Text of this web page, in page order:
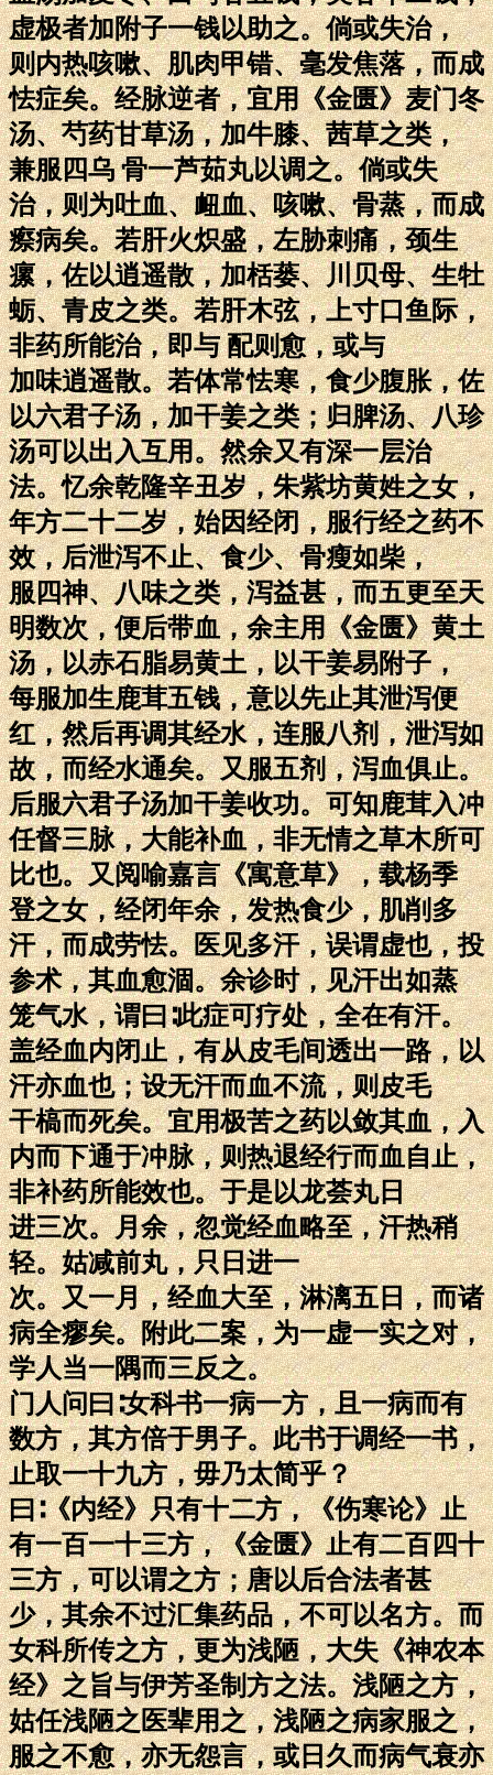
虚极者加附子一钱以助之。倘或失治，
则内热咳嗽、肌肉甲错、毫发焦落，而成
怯症矣。经脉逆者，宜用《金匮》麦门冬
汤、芍药甘草汤，加牛膝、茜草之类，
兼服四乌 骨一芦茹丸以调之。倘或失
治，则为吐血、衄血、咳嗽、骨蒸，而成
瘵病矣。若肝火炽盛，左胁刺痛，颈生
瘰，佐以逍遥散，加栝蒌、川贝母、生牡
蛎、青皮之类。若肝木弦，上寸口鱼际，
非药所能治，即与 配则愈，或与
加味逍遥散。若体常怯寒，食少腹胀，佐
以六君子汤，加干姜之类；归脾汤、八珍
汤可以出入互用。然余又有深一层治
法。忆余乾隆辛丑岁，朱紫坊黄姓之女，
年方二十二岁，始因经闭，服行经之药不
效，后泄泻不止、食少、骨瘦如柴，
服四神、八味之类，泻益甚，而五更至天
明数次，便后带血，余主用《金匮》黄土
汤，以赤石脂易黄土，以干姜易附子，
每服加生鹿茸五钱，意以先止其泄泻便
红，然后再调其经水，连服八剂，泄泻如
故，而经水通矣。又服五剂，泻血俱止。
后服六君子汤加干姜收功。可知鹿茸入冲
任督三脉，大能补血，非无情之草木所可
比也。又阅喻嘉言《寓意草》，载杨季
登之女，经闭年余，发热食少，肌削多
汗，而成劳怯。医见多汗，误谓虚也，投
参术，其血愈涸。余诊时，见汗出如蒸
笼气水，谓曰∶此症可疗处，全在有汗。
盖经血内闭止，有从皮毛间透出一路，以
汗亦血也；设无汗而血不流，则皮毛
干槁而死矣。宜用极苦之药以敛其血，入
内而下通于冲脉，则热退经行而血自止，
非补药所能效也。于是以龙荟丸日
进三次。月余，忽觉经血略至，汗热稍
轻。姑减前丸，只日进一
次。又一月，经血大至，淋漓五日，而诸
病全瘳矣。附此二案，为一虚一实之对，
学人当一隅而三反之。
门人问曰∶女科书一病一方，且一病而有
数方，其方倍于男子。此书于调经一书，
止取一十九方，毋乃太简乎？
曰∶《内经》只有十二方，《伤寒论》止
有一百一十三方，《金匮》止有二百四十
三方，可以谓之方；唐以后合法者甚
少，其余不过汇集药品，不可以名方。而
女科所传之方，更为浅陋，大失《神农本
经》之旨与伊芳圣制方之法。浅陋之方，
姑任浅陋之医辈用之，浅陋之病家服之，
服之不愈，亦无怨言，或日久而病气衰亦